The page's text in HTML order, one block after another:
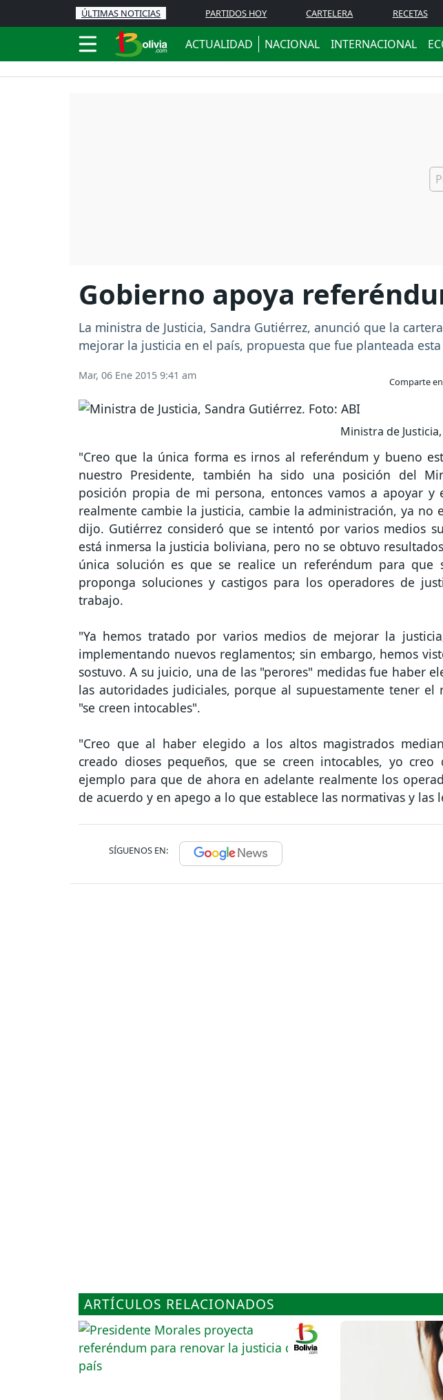
ÚLTIMAS NOTICIAS PARTIDOS HOY CARTELERA RECETAS
ACTUALIDAD NACIONAL INTERNACIONAL
Gobierno apoya
La ministra de Justicia, Sandra Gutiérrez, anunció que la
mejorar la justicia en el país, propuesta que fue planteada
Mar, 06 Ene 2015 9:41 am Comparte
Ministra de
"Creo que la única forma es irnos al referéndum y bueno
nuestro Presidente, también ha sido una posición del
posición propia de mi persona, entonces vamos a apoyar y
realmente cambie la justicia, cambie la administración, ya no
dijo. Gutiérrez consideró que se intentó por varios medios
está inmersa la justicia boliviana, pero no se obtuvo
única solución es que se realice un referéndum para que
proponga soluciones y castigos para los operadores de
trabajo.
"Ya hemos tratado por varios medios de mejorar la
implementando nuevos reglamentos; sin embargo, hemos
sostuvo. A su juicio, una de las "perores" medidas fue haber
las autoridades judiciales, porque al supuestamente tener el
"se creen intocables".
"Creo que al haber elegido a los altos magistrados
creado dioses pequeños, que se creen intocables, yo
ejemplo para que de ahora en adelante realmente los
de acuerdo y en apego a lo que establece las normativas y las
SÍGUENOS EN:
ARTÍCULOS RELACIONADOS